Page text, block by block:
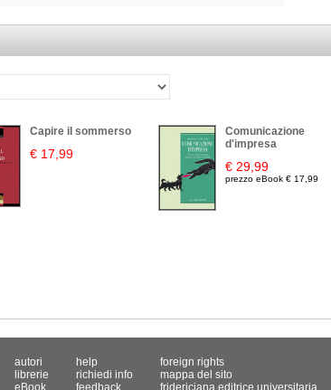
Capire il sommerso
€ 17,99
Comunicazione
d'impresa
€ 29,99
prezzo eBook € 17,99
autori
librerie
eBook
help
richiedi info
feedback
foreign rights
mappa del sito
fridericiana editrice universitaria